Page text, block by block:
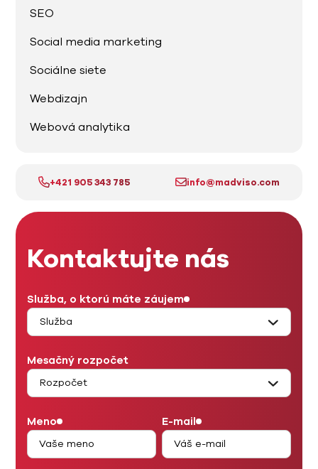
SEO
Social media marketing
Sociálne siete
Webdizajn
Webová analytika
+421 905 343 785 info@madviso.com
Kontaktujte nás
Služba, o ktorú máte záujem
Mesačný rozpočet
Meno E-mail